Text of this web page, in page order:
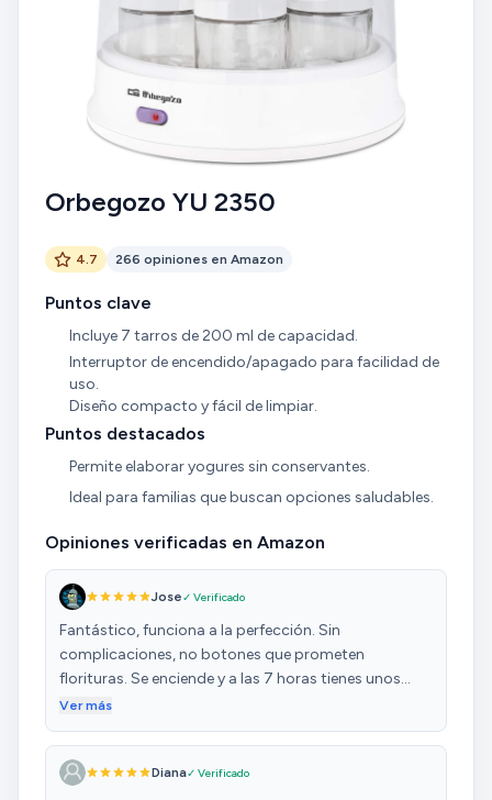
Orbegozo YU 2350
4.7 266 opiniones en Amazon
Puntos clave
Incluye 7 tarros de 200 ml de capacidad.
Interruptor de encendido/apagado para facilidad de
uso.
Diseño compacto y fácil de limpiar.
Puntos destacados
Permite elaborar yogures sin conservantes.
Ideal para familias que buscan opciones saludables.
Opiniones verificadas en Amazon
Jose✓ Verificado
Fantástico, funciona a la perfección. Sin
complicaciones, no botones que prometen
florituras. Se enciende y a las 7 horas tienes unos
yogures increíbles. Os voy a dejar mi receta: - 1
leche entera fresca eco 4€ - Pones el litro de leche
con el yogurt en una olla y calienta muy lento hasta
Ver más
Diana✓ Verificado